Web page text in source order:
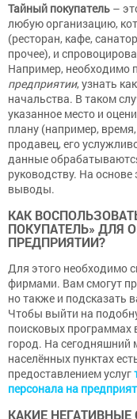
Тайный покупатель –
любую организацию,
(ресторан, кафе,
прочее), и
Например, необходимо
предприятии, узнать
начальства. В таком
указанное место и
плану (например,
продавец, его
данные
руководству. На
выводы.
КАК
ПОКУПАТЕЛЬ» ДЛЯ
ПРЕДПРИЯТИИ?
Для этого необходимо
фирмами. Вам смогут
но также и подсказать
Чтобы выйти на
поисковых программах
город. На сегодняшний
населённых пунктах
предоставлением услуг
персонала на
КАКИЕ